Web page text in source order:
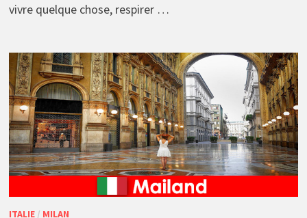
vivre quelque chose, respirer …
ITALIE/ MILAN